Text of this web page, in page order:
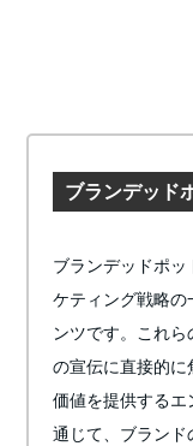
ブランデッド
ブランデッドポ
ケティング戦略
ンツです。これ
の宣伝に直接的
価値を提供する
通じて、ブラン